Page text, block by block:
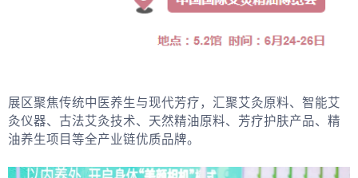
展区聚焦传统中医养生与现代芳疗，汇聚艾灸原料、智能艾
灸仪器、古法艾灸技术、天然精油原料、芳疗护肤产品、精
油养生项目等全产业链优质品牌。